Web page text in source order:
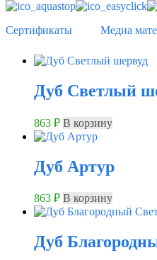
Сертификаты Медиа
Дуб Cветлый
863 ₽ В корзину
Дуб Артур
863 ₽ В корзину
Дуб